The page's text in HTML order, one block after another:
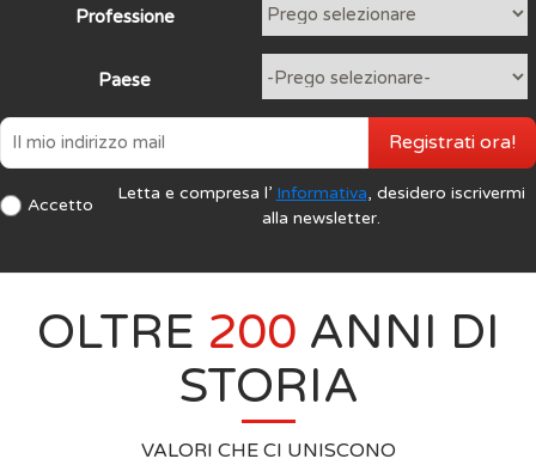
Professione
Paese
Accetto
Letta e compresa l’ Informativa, desidero iscrivermi
alla newsletter.
Registrati ora!
OLTRE 200 ANNI DI
STORIA
VALORI CHE CI UNISCONO